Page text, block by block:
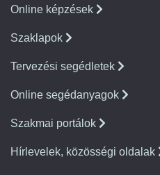
Online képzések
Szaklapok
Tervezési segédletek
Online segédanyagok
Szakmai portálok
Hírlevelek, közösségi oldalak